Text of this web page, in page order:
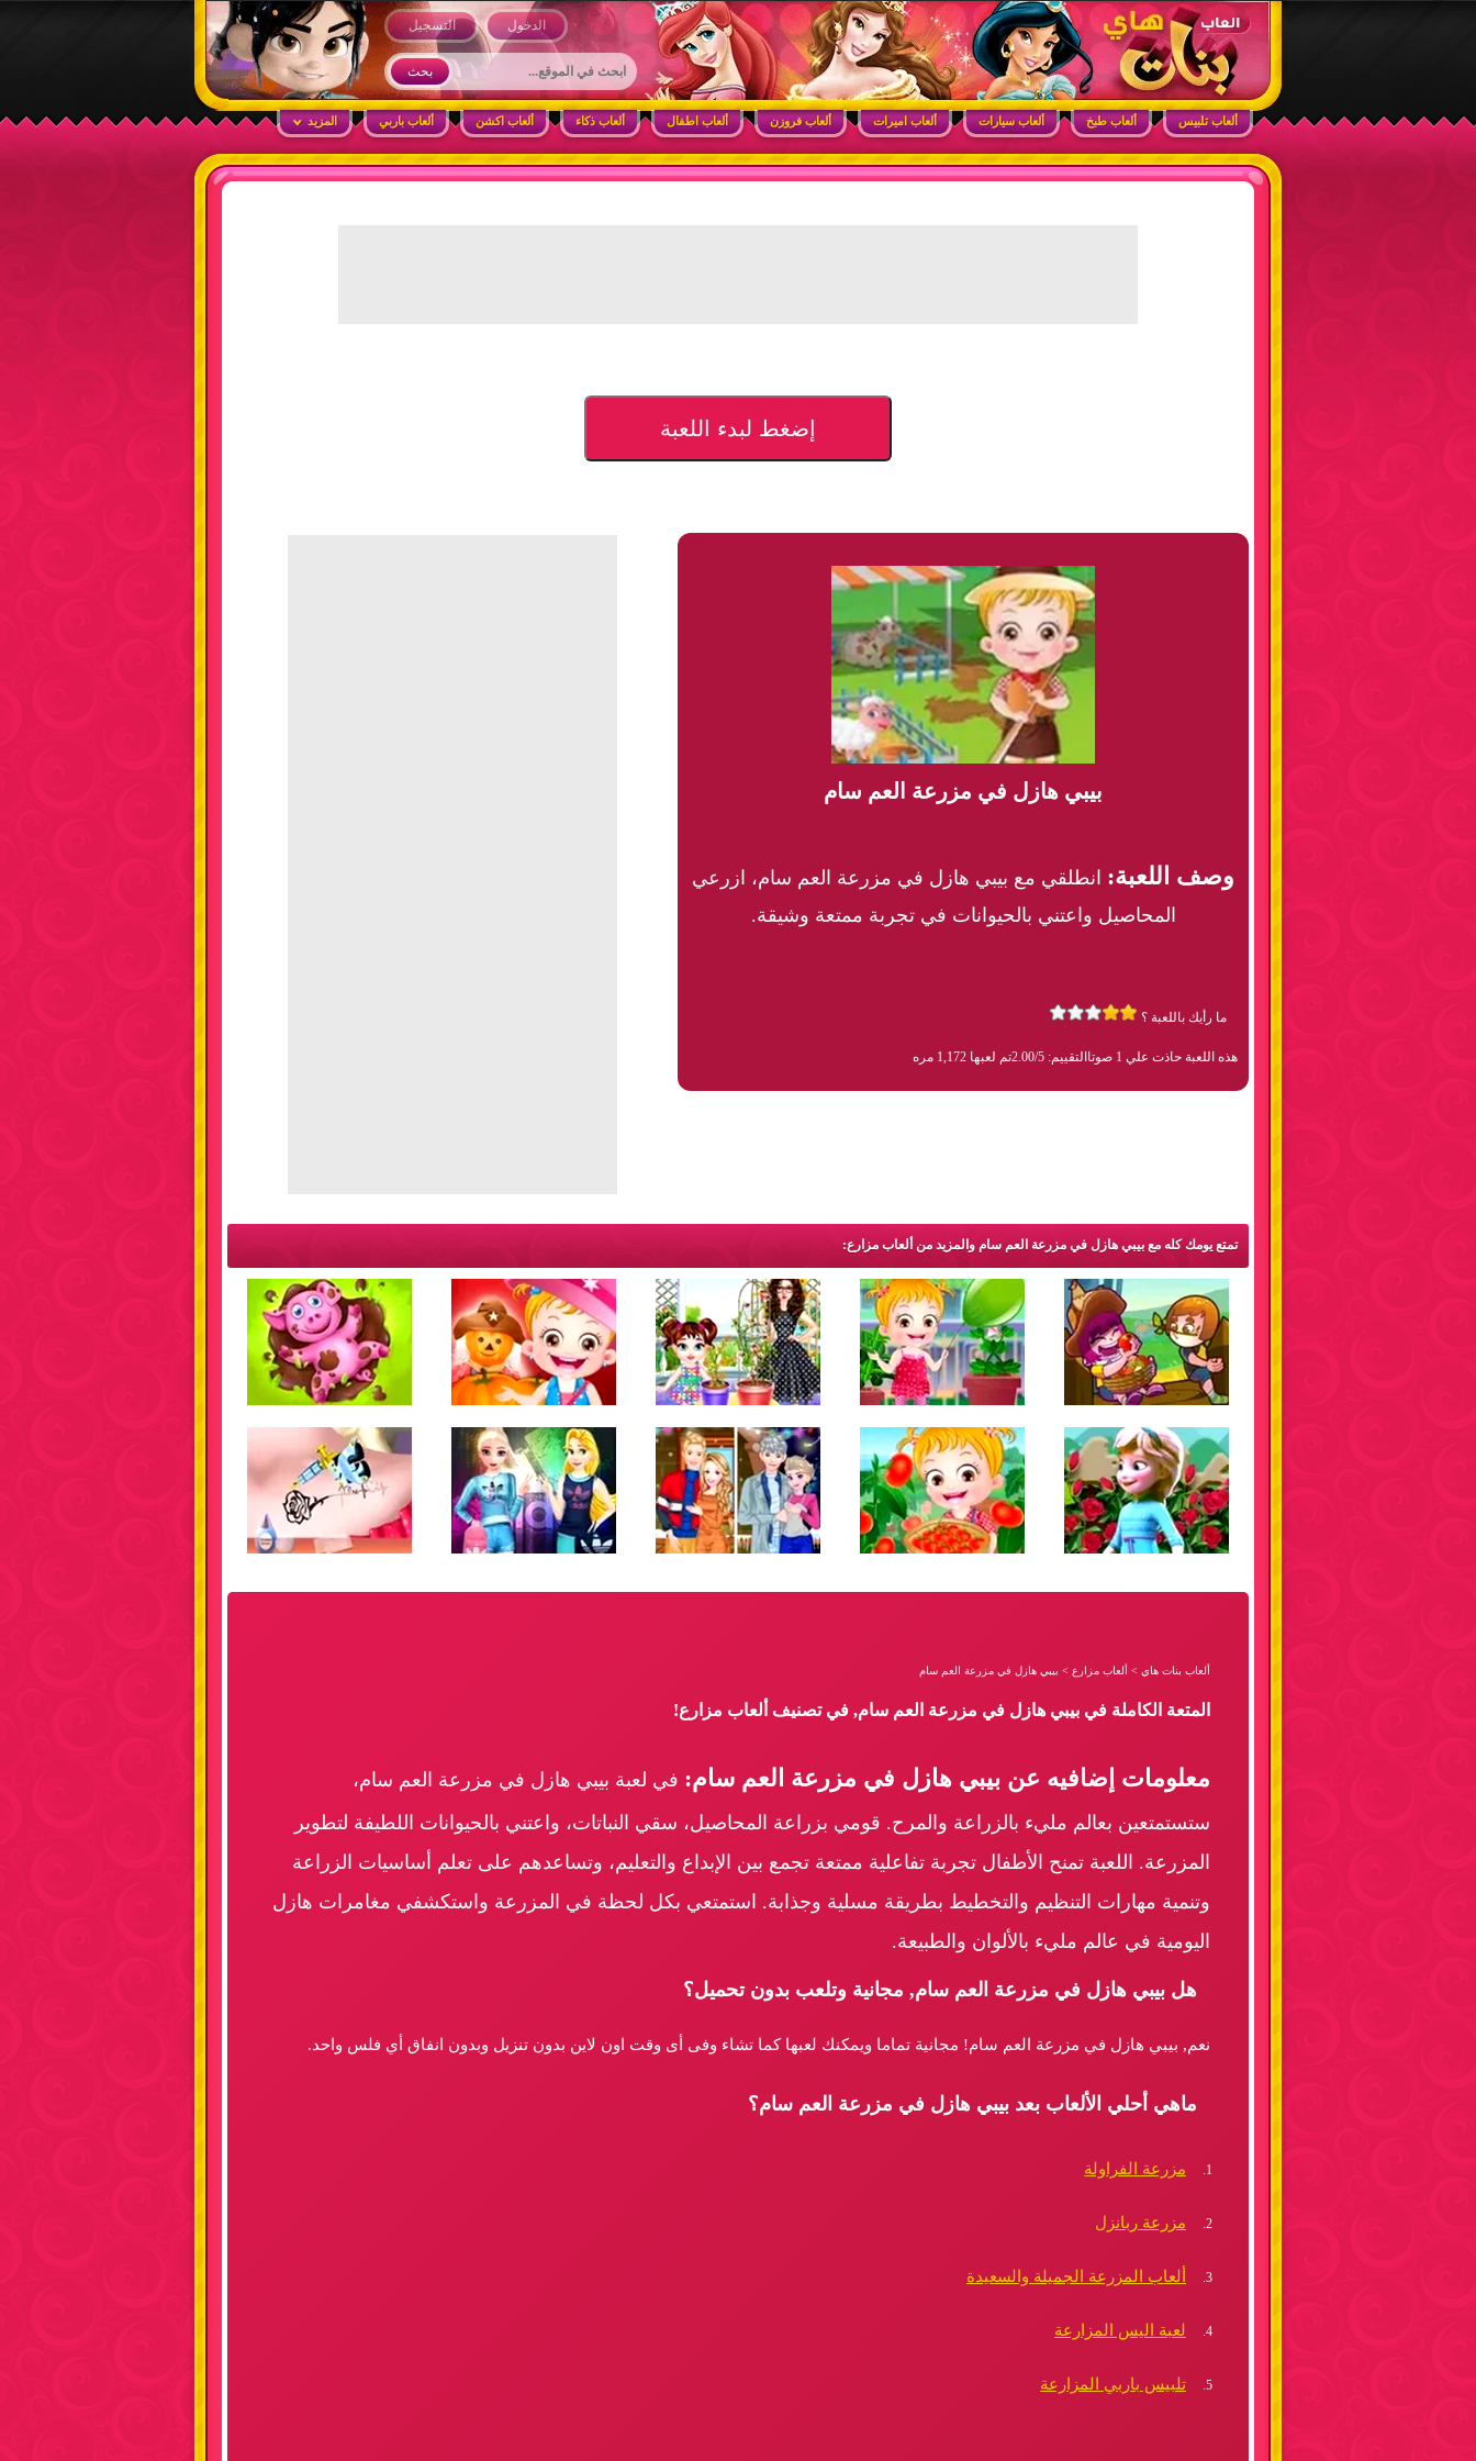
ألعاب بنات هاي – أفضل ألعاب تلبيس، مكياج، طبخ وأنشطة ممتعة للبنات
ابحث في الموقع
التسجيل
الدخول
ألعاب تلبيس ألعاب طبخ ألعاب سيارات ألعاب اميرات ألعاب فروزن ألعاب اطفال ألعاب ذكاء ألعاب اكشن ألعاب باربي المزيد
إضغط لبدء اللعبة
بيبي هازل في مزرعة العم سام
وصف اللعبة: انطلقي مع بيبي هازل في مزرعة العم سام، ازرعي
المحاصيل واعتني بالحيوانات في تجربة ممتعة وشيقة.
ما رأيك باللعبة ؟
هذه اللعبة حاذت علي 1 صوتا التقييم: 2.00/5 تم لعبها 1,172 مره
تمتع يومك كله مع بيبي هازل في مزرعة العم سام والمزيد من ألعاب مزارع:
ألعاب بنات هاي > ألعاب مزارع > بيبي هازل في مزرعة العم سام
المتعة الكاملة في بيبي هازل في مزرعة العم سام, في تصنيف ألعاب مزارع!
معلومات إضافيه عن بيبي هازل في مزرعة العم سام: في لعبة بيبي هازل في مزرعة العم سام،
ستستمتعين بعالم مليء بالزراعة والمرح. قومي بزراعة المحاصيل، سقي النباتات، واعتني بالحيوانات اللطيفة لتطوير
المزرعة. اللعبة تمنح الأطفال تجربة تفاعلية ممتعة تجمع بين الإبداع والتعليم، وتساعدهم على تعلم أساسيات الزراعة
وتنمية مهارات التنظيم والتخطيط بطريقة مسلية وجذابة. استمتعي بكل لحظة في المزرعة واستكشفي مغامرات هازل
اليومية في عالم مليء بالألوان والطبيعة.
هل بيبي هازل في مزرعة العم سام, مجانية وتلعب بدون تحميل؟
نعم, بيبي هازل في مزرعة العم سام! مجانية تماما ويمكنك لعبها كما تشاء وفى أى وقت اون لاين بدون تنزيل وبدون انفاق أي فلس واحد.
ماهي أحلي الألعاب بعد بيبي هازل في مزرعة العم سام؟
مزرعة الفراولة
مزرعة ربانزل
ألعاب المزرعة الجميلة والسعيدة
لعبة اليس المزارعة
تلبيس باربي المزارعة